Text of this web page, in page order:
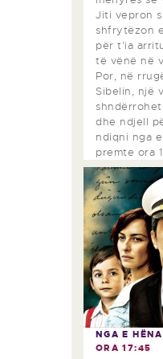
Jiti vepron
shfrytëzon
për t’ia
të vënë në
Por, në
Sibelin, një
dhe ndjell
ndiqni nga
premte ora
NGA E
ORA17:45